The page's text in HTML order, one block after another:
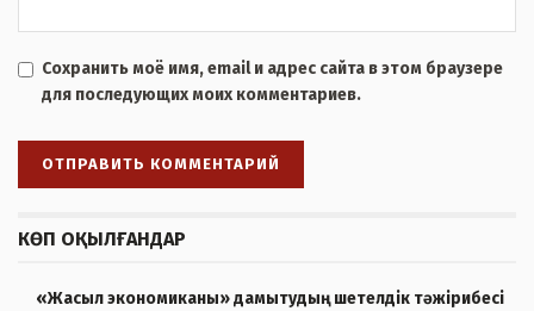
Сохранить моё имя, email и адрес сайта в этом браузере
для последующих моих комментариев.
КӨП ОҚЫЛҒАНДАР
«Жасыл экономиканы» дамытудың шетелдік тәжірибесі